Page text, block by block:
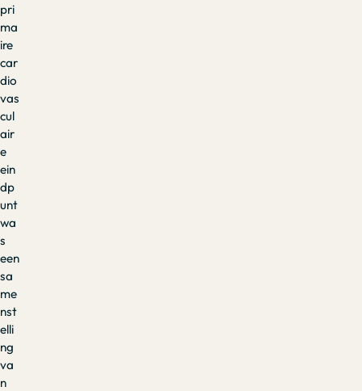
pri
ma
ire
car
dio
vas
cul
air
e
ein
dp
unt
wa
s
een
sa
me
nst
elli
ng
va
n